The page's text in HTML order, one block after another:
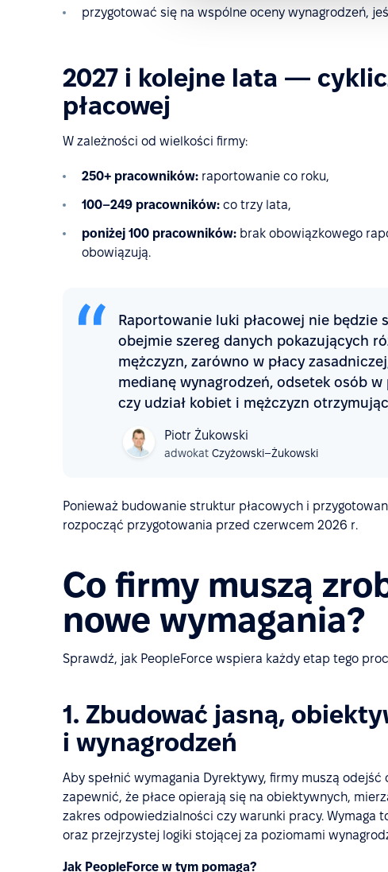
przygotować się na wspólne oceny wynagrodzeń,
2027 i kolejne lata —
płacowej
W zależności od wielkości firmy:
250+ pracowników: raportowanie co roku,
100–249 pracowników: co trzy lata,
poniżej 100 pracowników: brak obowiązkowego
obowiązują.
Raportowanie luki płacowej nie będzie
obejmie szereg danych pokazujących
mężczyzn, zarówno w płacy
medianę wynagrodzeń, odsetek osób
czy udział kobiet i mężczyzn
Piotr Żukowski
adwokat Czyżowski–Żukowski
Ponieważ budowanie struktur płacowych i
rozpocząć przygotowania przed czerwcem 2026 r.
Co firmy muszą
nowe wymagania?
Sprawdź, jak PeopleForce wspiera każdy etap tego
1. Zbudować jasną,
i wynagrodzeń
Aby spełnić wymagania Dyrektywy, firmy muszą
zapewnić, że płace opierają się na obiektywnych,
zakres odpowiedzialności czy warunki pracy.
oraz przejrzystej logiki stojącej za poziomami
Jak PeopleForce w tym pomaga?